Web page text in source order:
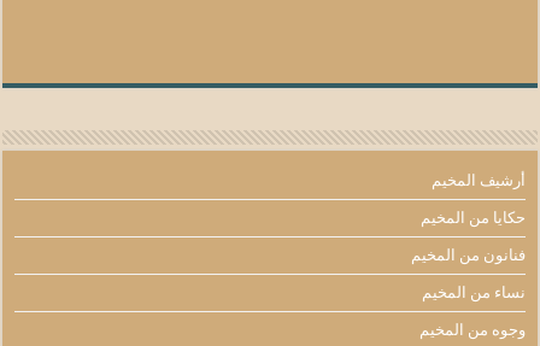
أرشيف المخيم
حكايا من المخيم
فنانون من المخيم
نساء من المخيم
وجوه من المخيم